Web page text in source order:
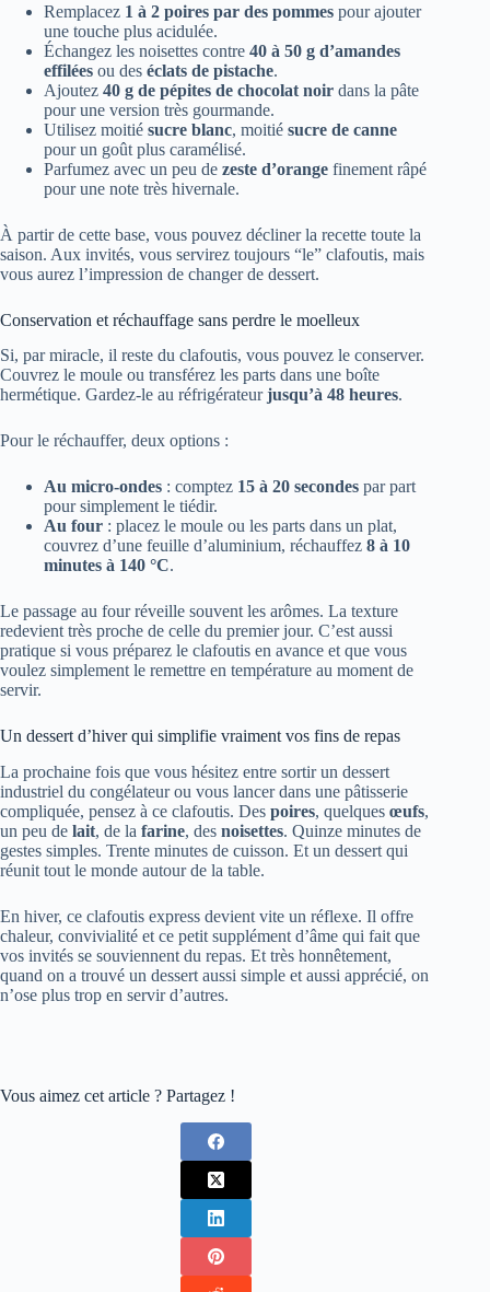
Remplacez 1 à 2 poires par des pommes pour ajouter
une touche plus acidulée.
Échangez les noisettes contre 40 à 50 g d’amandes
effilées ou des éclats de pistache.
Ajoutez 40 g de pépites de chocolat noir dans la pâte
pour une version très gourmande.
Utilisez moitié sucre blanc, moitié sucre de canne
pour un goût plus caramélisé.
Parfumez avec un peu de zeste d’orange finement râpé
pour une note très hivernale.
À partir de cette base, vous pouvez décliner la recette toute la
saison. Aux invités, vous servirez toujours “le” clafoutis, mais
vous aurez l’impression de changer de dessert.
Conservation et réchauffage sans perdre le moelleux
Si, par miracle, il reste du clafoutis, vous pouvez le conserver.
Couvrez le moule ou transférez les parts dans une boîte
hermétique. Gardez-le au réfrigérateurjusqu’à 48 heures.
Pour le réchauffer, deux options :
Au micro-ondes : comptez 15 à 20 secondes par part
pour simplement le tiédir.
Au four : placez le moule ou les parts dans un plat,
couvrez d’une feuille d’aluminium, réchauffez 8 à 10
minutes à 140 °C.
Le passage au four réveille souvent les arômes. La texture
redevient très proche de celle du premier jour. C’est aussi
pratique si vous préparez le clafoutis en avance et que vous
voulez simplement le remettre en température au moment de
servir.
Un dessert d’hiver qui simplifie vraiment vos fins de repas
La prochaine fois que vous hésitez entre sortir un dessert
industriel du congélateur ou vous lancer dans une pâtisserie
compliquée, pensez à ce clafoutis. Des poires, quelques œufs,
un peu de lait, de la farine, des noisettes. Quinze minutes de
gestes simples. Trente minutes de cuisson. Et un dessert qui
réunit tout le monde autour de la table.
En hiver, ce clafoutis express devient vite un réflexe. Il offre
chaleur, convivialité et ce petit supplément d’âme qui fait que
vos invités se souviennent du repas. Et très honnêtement,
quand on a trouvé un dessert aussi simple et aussi apprécié, on
n’ose plus trop en servir d’autres.
Vous aimez cet article ? Partagez !